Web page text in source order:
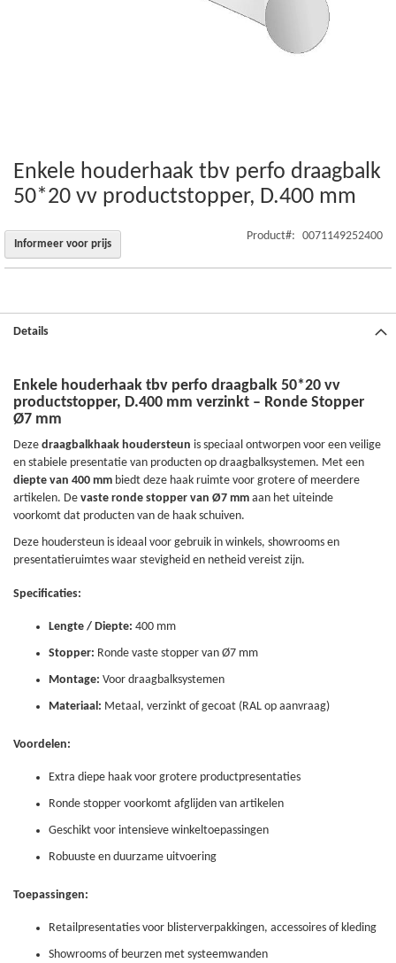
Ga
naar
het
van
de
Enkele houderhaak tbv perfo draagbalk
50*20 vv productstopper, D.400 mm
Informeer voor prijs
Product 0071149252400
Details
Enkele houderhaak tbv perfo draagbalk 50*20 vv
productstopper, D.400 mm verzinkt – Ronde Stopper
Ø7 mm
Deze draagbalkhaak houdersteun is speciaal ontworpen voor een veilige
en stabiele presentatie van producten op draagbalksystemen. Met een
diepte van 400 mm biedt deze haak ruimte voor grotere of meerdere
artikelen. De vaste ronde stopper van Ø7 mm aan het uiteinde
voorkomt dat producten van de haak schuiven.
Deze houdersteun is ideaal voor gebruik in winkels, showrooms en
presentatieruimtes waar stevigheid en netheid vereist zijn.
Specificaties:
Lengte / Diepte: 400 mm
Stopper: Ronde vaste stopper van Ø7 mm
Montage: Voor draagbalksystemen
Materiaal: Metaal, verzinkt of gecoat (RAL op aanvraag)
Voordelen:
Extra diepe haak voor grotere productpresentaties
Ronde stopper voorkomt afglijden van artikelen
Geschikt voor intensieve winkeltoepassingen
Robuuste en duurzame uitvoering
Toepassingen:
Retailpresentaties voor blisterverpakkingen, accessoires of kleding
Showrooms of beurzen met systeemwanden